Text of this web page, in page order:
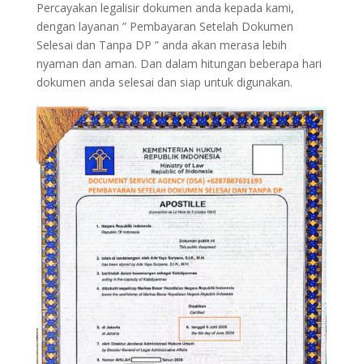
Percayakan legalisir dokumen anda kepada kami,
dengan layanan ” Pembayaran Setelah Dokumen
Selesai dan Tanpa DP ” anda akan merasa lebih
nyaman dan aman. Dan dalam hitungan beberapa hari
dokumen anda selesai dan siap untuk digunakan.